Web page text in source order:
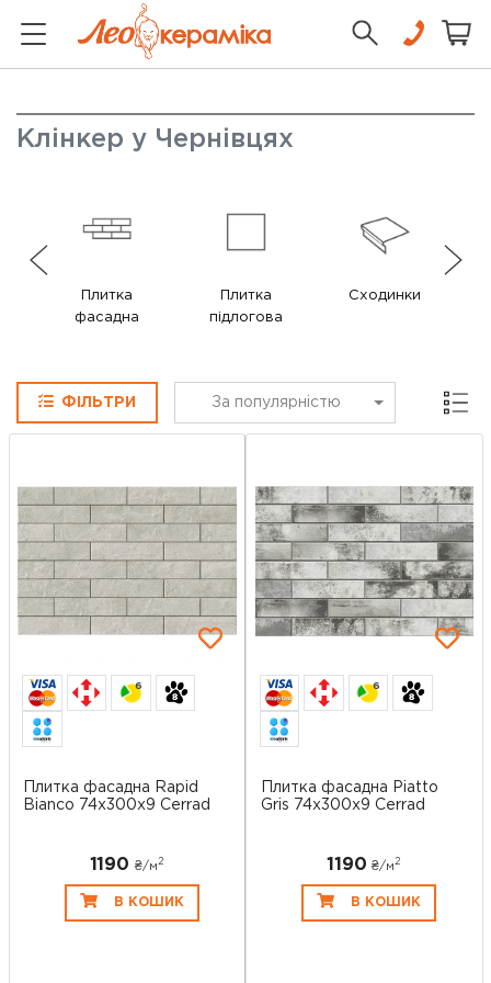
Клінкер у Чернівцях
Плитка
фасадна
Плитка
підлогова
Сходинки
ФІЛЬТРИ За популярністю Сітка
6
Плитка фасадна Rapid
Bianco 74x300x9 Cerrad
1190 ₴/м 2
В КОШИК
6
Плитка фасадна Piatto
Gris 74x300x9 Cerrad
1190 ₴/м2
В КОШИК